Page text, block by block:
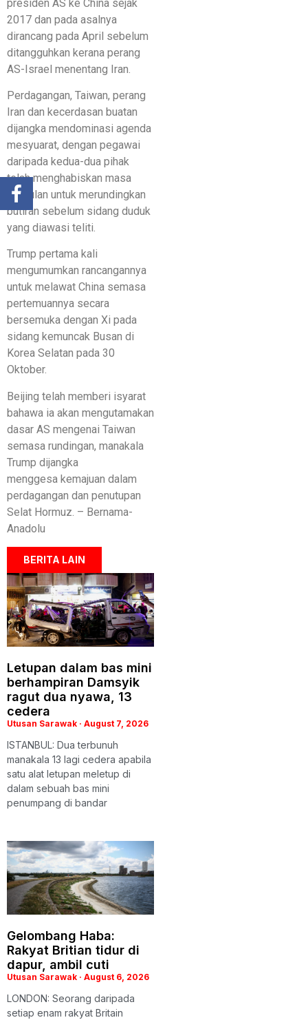
presiden AS ke China sejak
2017 dan pada asalnya
dirancang pada April sebelum
ditangguhkan kerana perang
AS-Israel menentang Iran.
Perdagangan, Taiwan, perang
Iran dan kecerdasan buatan
dijangka mendominasi agenda
mesyuarat, dengan pegawai
daripada kedua-dua pihak
telah menghabiskan masa
berbulan untuk merundingkan
butiran sebelum sidang duduk
yang diawasi teliti.
Trump pertama kali
mengumumkan rancangannya
untuk melawat China semasa
pertemuannya secara
bersemuka dengan Xi pada
sidang kemuncak Busan di
Korea Selatan pada 30
Oktober.
Beijing telah memberi isyarat
bahawa ia akan mengutamakan
dasar AS mengenai Taiwan
semasa rundingan, manakala
Trump dijangka
menggesa kemajuan dalam
perdagangan dan penutupan
Selat Hormuz. – Bernama-
Anadolu
BERITA LAIN
Letupan dalam bas mini
berhampiran Damsyik
ragut dua nyawa, 13
cedera
Utusan Sarawak August 7, 2026
ISTANBUL: Dua terbunuh
manakala 13 lagi cedera apabila
satu alat letupan meletup di
dalam sebuah bas mini
penumpang di bandar
Gelombang Haba:
Rakyat Britian tidur di
dapur, ambil cuti
Utusan Sarawak August 6, 2026
LONDON: Seorang daripada
setiap enam rakyat Britain